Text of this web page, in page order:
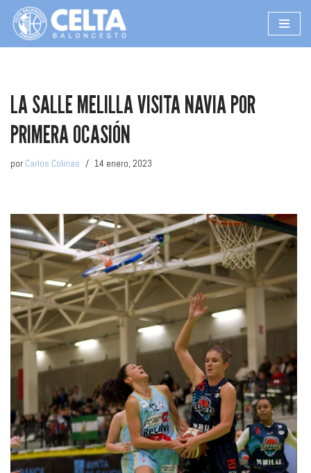
Saltar
LA SALLE MELILLA VISITA NAVIA POR
PRIMERA OCASIÓN
por Carlos Colinas 14 enero, 2023